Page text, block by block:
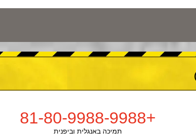
+81-80-9988-9988
תמיכה באנגלית וביפנית